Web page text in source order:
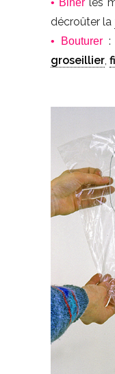
décroûter la
• Bouturer:
groseillier